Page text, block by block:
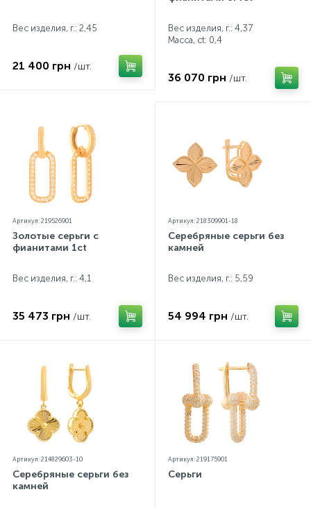
Вес изделия, г.: 2,45
21 400 грн /шт.
Вес изделия, г.: 4,37
Масса, ct: 0,4
36 070 грн /шт.
Артикул: 219526901
Золотые серьги с
фианитами 1ct
Вес изделия, г.: 4,1
35 473 грн /шт.
Артикул: 218309901-18
Серебряные серьги без
камней
Вес изделия, г.: 5,59
54 994 грн /шт.
Артикул: 214829603-10
Серебряные серьги без
камней
Артикул: 219175901
Серьги
О нас Серебряные цепочки
Серебряные сувениры